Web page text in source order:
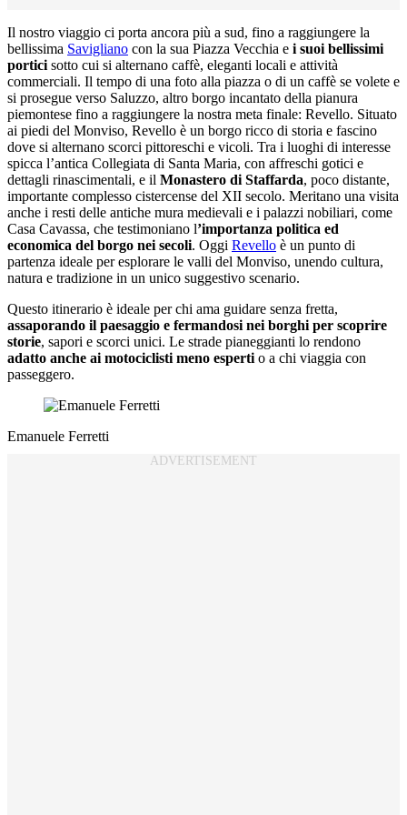
Il nostro viaggio ci porta ancora più a sud, fino a raggiungere la
bellissima Savigliano con la sua Piazza Vecchia e i suoi bellissimi
portici sotto cui si alternano caffè, eleganti locali e attività
commerciali. Il tempo di una foto alla piazza o di un caffè se volete e
si prosegue verso Saluzzo, altro borgo incantato della pianura
piemontese fino a raggiungere la nostra meta finale: Revello. Situato
ai piedi del Monviso, Revello è un borgo ricco di storia e fascino
dove si alternano scorci pittoreschi e vicoli. Tra i luoghi di interesse
spicca l’antica Collegiata di Santa Maria, con affreschi gotici e
dettagli rinascimentali, e il Monastero di Staffarda, poco distante,
importante complesso cistercense del XII secolo. Meritano una visita
anche i resti delle antiche mura medievali e i palazzi nobiliari, come
Casa Cavassa, che testimoniano l’importanza politica ed
economica del borgo nei secoli. Oggi Revello è un punto di
partenza ideale per esplorare le valli del Monviso, unendo cultura,
natura e tradizione in un unico suggestivo scenario.
Questo itinerario è ideale per chi ama guidare senza fretta,
assaporando il paesaggio e fermandosi nei borghi per scoprire
storie, sapori e scorci unici. Le strade pianeggianti lo rendono
adatto anche ai motociclisti meno esperti o a chi viaggia con
passeggero.
Emanuele Ferretti